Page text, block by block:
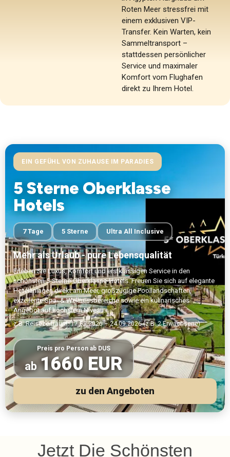
Roten Meer stressfrei mit
einem exklusiven VIP-
Transfer. Kein Warten, kein
Sammeltransport –
stattdessen persönlicher
Service und maximaler
Komfort vom Flughafen
direkt zu Ihrem Hotel.
EIN GEFÜHL VON ZUHAUSE IM PARADIES
5 Sterne Oberklasse
Hotels
7 Tage 5 Sterne Ultra All Inclusive
Mehr als Urlaub - pure Lebensqualität
Erleben Sie Luxus, Komfort und erstklassigen Service in den
schönsten 5-Sterne-Oberklasse-Hotels. Freuen Sie sich auf elegante
Hotelanlagen direkt am Meer, großzügige Poollandschaften,
exzellente Spa- & Wellnessbereiche sowie ein kulinarisches
Angebot auf höchstem Niveau.
z.B. Reisezeitraum: 17.09.2026 – 24.09.2026 (z.B. 2 Erwachsene)
Preis pro Person ab DUS
ab 1660 EUR
zu den Angeboten
Jetzt Die Schönsten